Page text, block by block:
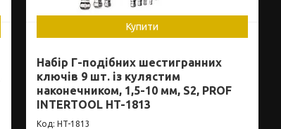
Купити
Набір Г-подібних шестигранних
ключів 9 шт. із кулястим
наконечником, 1,5-10 мм, S2, PROF
INTERTOOL HT-1813
HT-1813